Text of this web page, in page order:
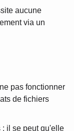
aucune
via un
pas fonctionner
de fichiers
il se peut qu'elle